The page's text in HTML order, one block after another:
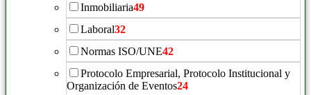
Inmobiliaria49
Laboral32
Normas ISO/UNE42
Protocolo Empresarial, Protocolo Institucional y
Organización de Eventos24